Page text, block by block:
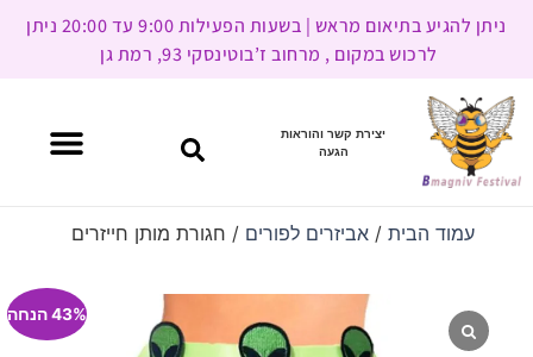
ניתן להגיע בתיאום מראש | בשעות הפעילות 9:00 עד 20:00 ניתן
לרכוש במקום , מרחוב ז’בוטינסקי 93, רמת גן
יצירת קשר והוראות
הגעה
עמוד הבית/ אביזרים לפורים / חגורת מותן חייזרים
43% הנחה